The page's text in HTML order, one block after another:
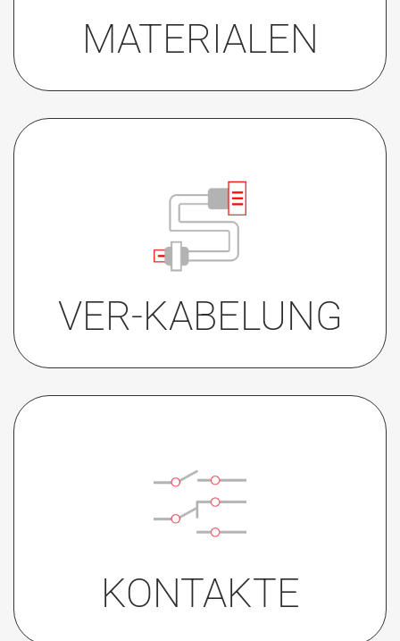
MATERIALEN
VER-KABELUNG
• Schraubklemmen
• Schraubklemmen + akustisches
KONTAKTE
• 2C mit akustischem